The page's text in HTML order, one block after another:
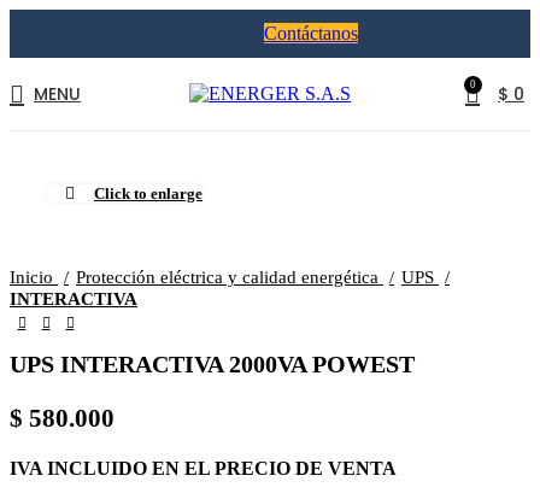
Contáctanos
MENU 0 $ 0
Click to enlarge
Inicio Protección eléctrica y calidad energética
UPS
INTERACTIVA
UPS INTERACTIVA 2000VA POWEST
$ 580.000
IVA INCLUIDO EN EL PRECIO DE VENTA